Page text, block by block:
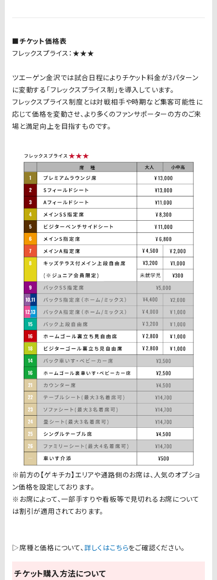
■チケット価格表
フレックスプライス：★★★
ツエーゲン金沢では試合日程によりチケット料金が3パターン
に変動する「フレックスプライス制」を導入しています。
フレックスプライス制度とは対戦相手や時期など集客可能性に
応じて価格を変動させ、より多くのファンサポーターの方のご来
場と満足向上を目指すものです。
※前方の【ゲキチカ】エリアや通路側のお席は、人気のオプショ
ン価格を設定しております。
※お席によって、一部手すりや看板等で見切れるお席について
は割引が適用されております。
▷席種と価格について、詳しくはこちらをご確認ください。
チケット購入方法について